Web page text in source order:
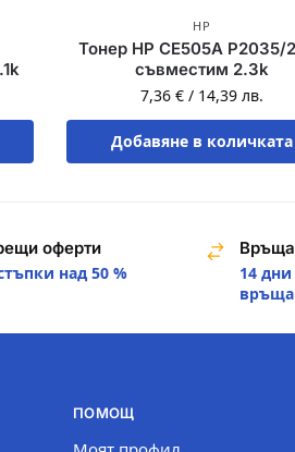
HP
Тонер HP CE505A P2035/
съвместим 2.3k
7,36€ / 14,39лв.
Добавяне в количката
оферти
над 50 %
14
ПОМОЩ